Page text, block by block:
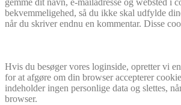
gemme dit navn, e-mailadresse og websted i
bekvemmeligehed, så du ikke skal udfylde
når du skriver endnu en kommentar. Disse
Hvis du besøger vores loginside, opretter vi
for at afgøre om din browser accepterer
indeholder ingen personlige data og slettes,
browser.